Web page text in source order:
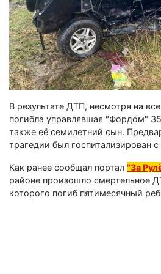
В результате ДТП, несмотря на
погибла управлявшая "Фордом"
также её семилетний сын.
трагедии был госпитализирован
Как ранее сообщал портал "За
районе произошло смертельное
которого погиб пятимесячный